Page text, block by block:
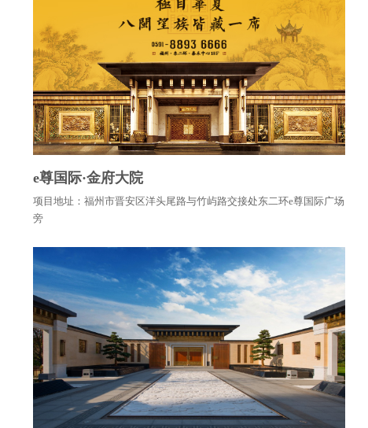
e尊国际·金府大院
项目地址：福州市晋安区洋头尾路与竹屿路交接处东二环e尊国际广场
旁